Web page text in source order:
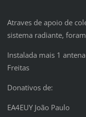
Atraves de apoio de
sistema radiante,
Instalada mais 1
Freitas
Donativos de:
EA4EUY João Paulo